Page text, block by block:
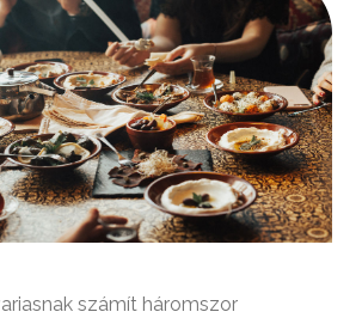
számít háromszor